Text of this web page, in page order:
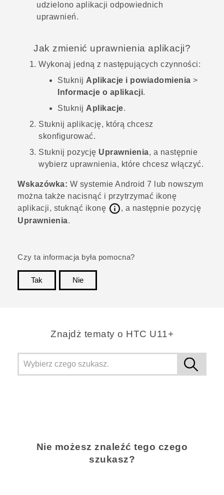
udzielono aplikacji odpowiednich
uprawnień.
Jak zmienić uprawnienia aplikacji?
Wykonaj jedną z następujących czynności:
Stuknij Aplikacje i powiadomienia >
Informacje o aplikacji.
Stuknij Aplikacje.
Stuknij aplikację, którą chcesz
skonfigurować.
Stuknij pozycję Uprawnienia, a następnie
wybierz uprawnienia, które chcesz włączyć.
Wskazówka: W systemie Android 7 lub nowszym
można także nacisnąć i przytrzymać ikonę
aplikacji, stuknąć ikonę
, a następnie pozycję
Uprawnienia.
Czy ta informacja była pomocna?
Tak
Nie
Znajdż tematy o HTC U11+
Nie możesz znaleźć tego czego
szukasz?